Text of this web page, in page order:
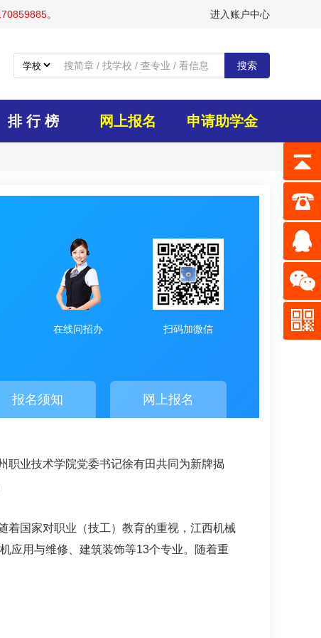
。 进入账户中心
搜索
排 行 榜 网上报名 申请助学金
在线问招办 扫码加微信
报名须知 网上报名
职业技术学院党委书记徐有田共同为新牌揭
着国家对职业（技工）教育的重视，江西机械
应用与维修、建筑装饰等13个专业。随着重